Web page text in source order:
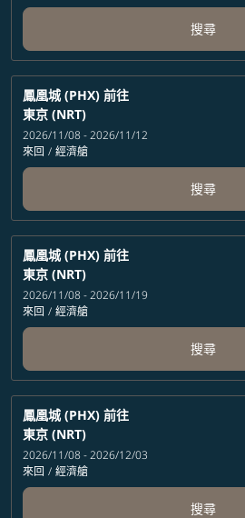
搜尋
鳳凰城 (PHX) 前往
東京 (NRT)
2026/11/08 - 2026/11/12
來回 / 經濟艙
搜尋
鳳凰城 (PHX) 前往
東京 (NRT)
2026/11/08 - 2026/11/19
來回 / 經濟艙
搜尋
鳳凰城 (PHX) 前往
東京 (NRT)
2026/11/08 - 2026/12/03
來回 / 經濟艙
搜尋